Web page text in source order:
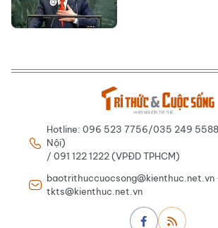
Hotline: 096 523 7756/035 249 5588
Nội)
/ 091 122 1222 (VPĐD TPHCM)
baotrithuccuocsong@kienthuc.net.vn
tkts@kienthuc.net.vn